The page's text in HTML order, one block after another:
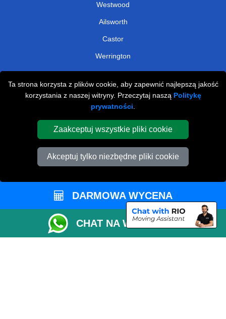
Ta strona korzysta z plików cookie, aby zapewnić najlepszą jakość
korzystania z naszej witryny. Przeczytaj naszą Politykę
prywatności
Zaakceptuj wszystkie pliki cookie
Akceptuj tylko niezbędne pliki cookie
Westwood
Ailsworth
Castor
Werrington
Sprawdź Dostępność
Status Zamówienia
Lista Przewozowa
Płatności Online
Współpracuj z Nami
Sprawdź CC / ULEZ
Sprawdź Odległość
DARMOWA WYCENA
CHAT NA WHATSAPP